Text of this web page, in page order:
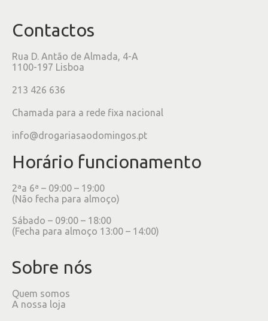
Contactos
Rua D. Antão de Almada, 4-A
1100-197 Lisboa
213 426 636
Chamada para a rede fixa nacional
info@drogariasaodomingos.pt
Horário funcionamento
2ªa 6ª – 09:00 – 19:00
(Não fecha para almoço)
Sábado – 09:00 – 18:00
(Fecha para almoço 13:00 – 14:00)
Sobre nós
Quem somos
A nossa loja